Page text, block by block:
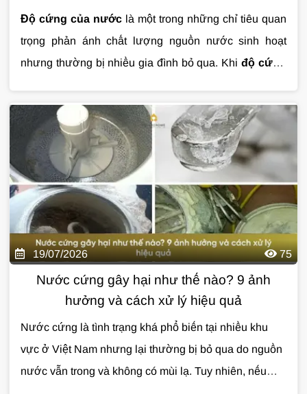
Độ cứng của nước là một trong những chỉ tiêu quan
trọng phản ánh chất lượng nguồn nước sinh hoạt
nhưng thường bị nhiều gia đình bỏ qua. Khi độ cứng
thiết bị, làm giảm hiệu quả của xà phòng và ảnh
hưởng đến tuổi thọ hệ thống đường ống. Vậy
cứng của nướclà gì, có gây hại cho sức khỏe không
và cách xử lý hiệu quả như thế nào? Cùng
Giải Pháp
Nướctìm hiểu chi tiết trong bài viết dưới đây.
19/07/2026 75
Nước cứng gây hại như thế nào? 9 ảnh
hưởng và cách xử lý hiệu quả
Nước cứng là tình trạng khá phổ biến tại nhiều khu
vực ở Việt Nam nhưng lại thường bị bỏ qua do nguồn
nước vẫn trong và không có mùi lạ. Tuy nhiên, nếu